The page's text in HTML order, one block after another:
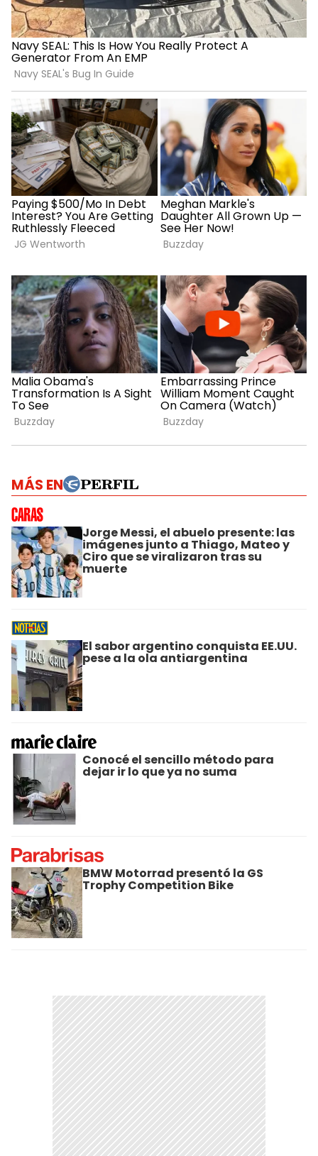
MÁS EN
Jorge Messi, el abuelo presente: las
imágenes junto a Thiago, Mateo y
Ciro que se viralizaron tras su
muerte
El sabor argentino conquista EE.UU.
pese a la ola antiargentina
Conocé el sencillo método para
dejar ir lo que ya no suma
BMW Motorrad presentó la GS
Trophy Competition Bike